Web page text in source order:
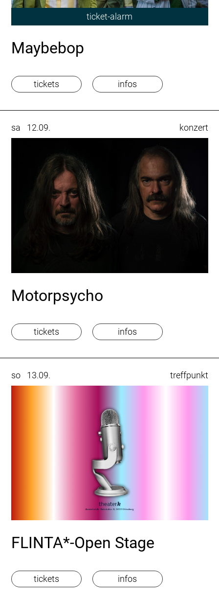
ticket-alarm
Maybebop
tickets infos
sa 12.09. konzert
Motorpsycho
tickets infos
so 13.09. treffpunkt
FLINTA*-Open Stage
tickets infos